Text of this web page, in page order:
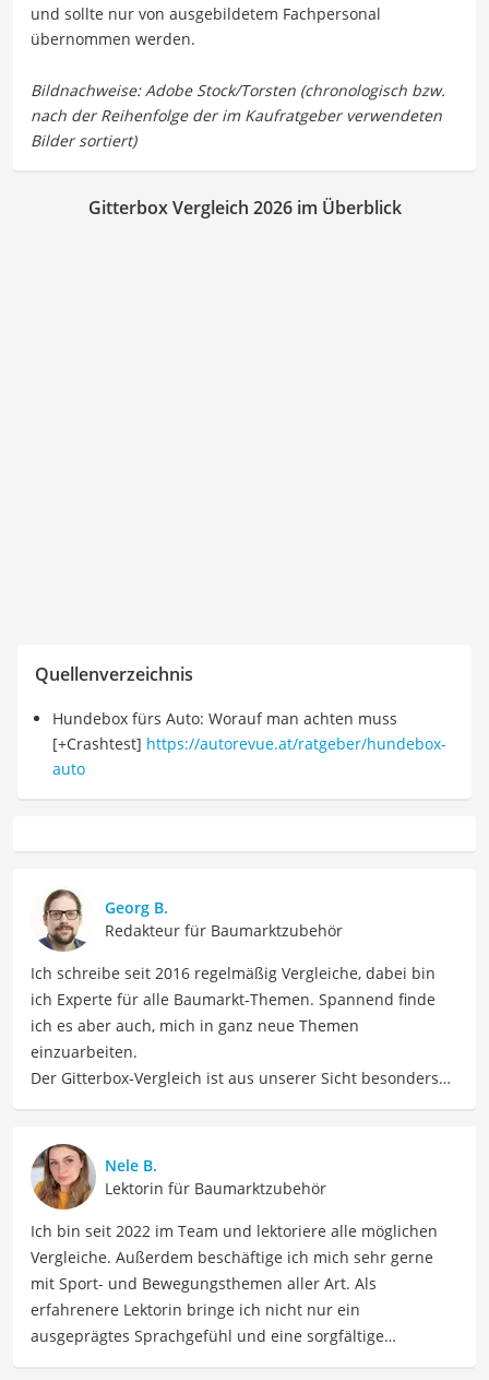
und sollte nur von ausgebildetem Fachpersonal
übernommen werden.
Gitterbox Vergleich 2026 im Überblick
Quellenverzeichnis
Hundebox fürs Auto: Worauf man achten muss
[+Crashtest] https://autorevue.at/ratgeber/hundebox-
auto
Georg B.
Redakteur für Baumarktzubehör
Ich schreibe seit 2016 regelmäßig Vergleiche, dabei bin
ich Experte für alle Baumarkt-Themen. Spannend finde
ich es aber auch, mich in ganz neue Themen
einzuarbeiten.
Der Gitterbox-Vergleich ist aus unserer Sicht besonders
Nele B.
Lektorin für Baumarktzubehör
Ich bin seit 2022 im Team und lektoriere alle möglichen
Vergleiche. Außerdem beschäftige ich mich sehr gerne
mit Sport- und Bewegungsthemen aller Art. Als
erfahrenere Lektorin bringe ich nicht nur ein
ausgeprägtes Sprachgefühl und eine sorgfältige